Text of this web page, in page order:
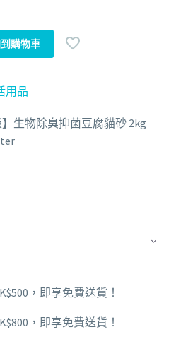
購物車
用品
】生物除臭抑菌豆腐貓砂 2kg
，即享免費送貨！
，即享免費送貨！